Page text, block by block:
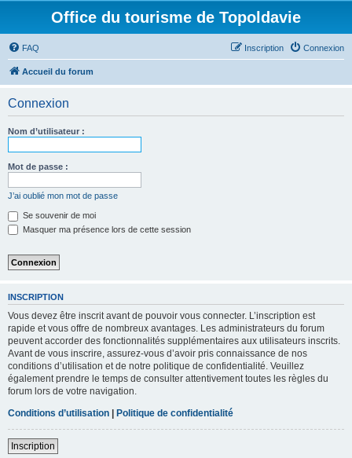
Office du tourisme de Topoldavie
FAQ Connexion
Inscription
Accueil du forum
Connexion
Nom d’utilisateur :
Mot de passe :
J’ai oublié mon mot de passe
Se souvenir de moi
Masquer ma présence lors de cette session
INSCRIPTION
Vous devez être inscrit avant de pouvoir vous connecter. L’inscription est
rapide et vous offre de nombreux avantages. Les administrateurs du forum
peuvent accorder des fonctionnalités supplémentaires aux utilisateurs inscrits.
Avant de vous inscrire, assurez-vous d’avoir pris connaissance de nos
conditions d’utilisation et de notre politique de confidentialité. Veuillez
également prendre le temps de consulter attentivement toutes les règles du
forum lors de votre navigation.
Conditions d’utilisation | Politique de confidentialité
Inscription